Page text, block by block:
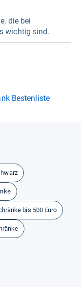
die bei
wichtig sind.
Bestenliste
bis 500 Euro